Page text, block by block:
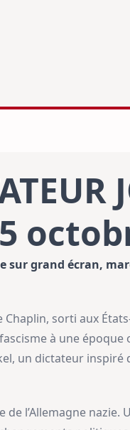
sur grand écran,
sorti aux
à une époque
un dictateur inspiré
l’Allemagne